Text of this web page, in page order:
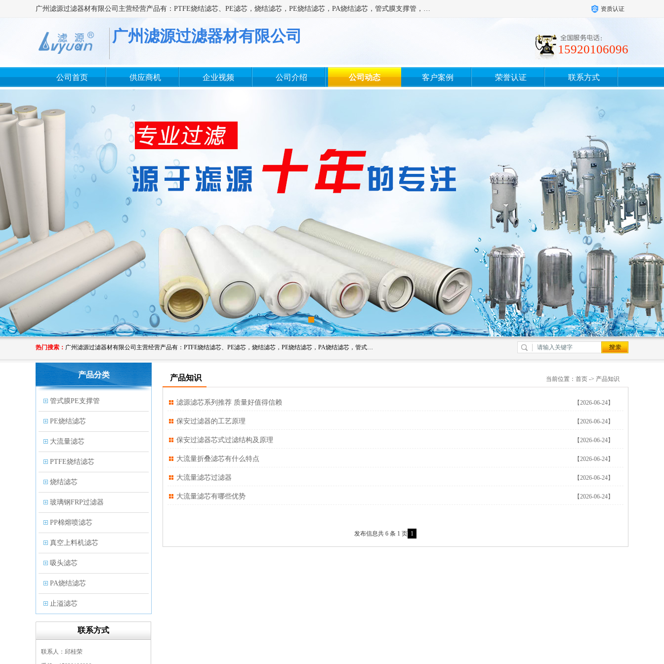
广州滤源过滤器材有限公司主营经营产品有：PTFE烧结滤芯、PE滤芯，烧结滤芯，PE烧结滤芯，PA烧结滤芯，管式膜支撑管，真空上料机滤芯，粉末烧结滤芯，止溢滤芯，吸头滤芯，湿化瓶滤芯、不锈钢烧结滤芯等。公司现拥有一批精干的管理人员和一支高素质的技术队伍，舒适优雅的办公环境和拥有全新现代化标准厂房。 资质认证
广州滤源过滤器材有限公司
15920106096
公司首页 供应商机 企业视频 公司介绍 公司动态 客户案例 荣誉认证 联系方式
热门搜索： 广州滤源过滤器材有限公司主营经营产品有：PTFE烧结滤芯、PE滤芯，烧结滤芯，PE烧结滤芯，PA烧结滤芯，管式膜支撑管，真空上料机滤芯，粉末烧结滤芯，止溢滤芯，吸头滤芯，湿化瓶滤芯、不锈钢烧结滤芯等。公司现拥有一批精干的管理人员和一支高素质的技术队伍，舒适优雅的办公环境和拥有全新现代化标准厂房。
产品分类
管式膜PE支撑管
PE烧结滤芯
大流量滤芯
PTFE烧结滤芯
烧结滤芯
玻璃钢FRP过滤器
PP棉熔喷滤芯
真空上料机滤芯
吸头滤芯
PA烧结滤芯
止溢滤芯
PP塑料过滤器
联系方式
联系人：邱桂荣
产品知识 当前位置： 首页 -> 产品知识
滤源滤芯系列推荐 质量好值得信赖 【2026-06-24】
保安过滤器的工艺原理 【2026-06-24】
保安过滤器芯式过滤结构及原理 【2026-06-24】
大流量折叠滤芯有什么特点 【2026-06-24】
大流量滤芯过滤器 【2026-06-24】
大流量滤芯有哪些优势 【2026-06-24】
发布信息共 6 条 1 页 1